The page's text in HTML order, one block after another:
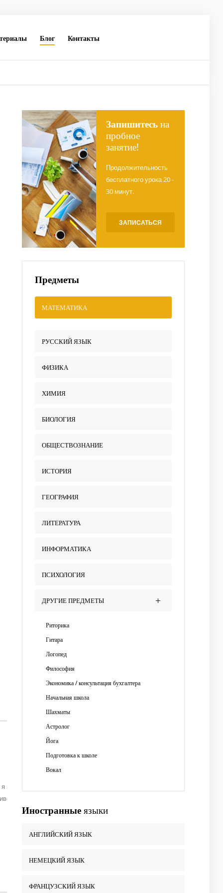
Блог Контакты
не один десяток иностранных слов, причем запоминала их
Воронежа.
Запишитесьна
пробное
занятие!
Продолжительность
бесплатного урока 20 -
30 минут.
ЗАПИСАТЬСЯ
Предметы
МАТЕМАТИКА
РУССКИЙ ЯЗЫК
ФИЗИКА
ХИМИЯ
БИОЛОГИЯ
ОБЩЕСТВОЗНАНИЕ
ИСТОРИЯ
ГЕОГРАФИЯ
ЛИТЕРАТУРА
ИНФОРМАТИКА
ПСИХОЛОГИЯ
ДРУГИЕ ПРЕДМЕТЫ
Риторика
Гитара
Логопед
Философия
Экономика / консультация бухгалтера
Начальная школа
Шахматы
Астролог
Йога
Подготовка к школе
Вокал
Иностранныеязыки
АНГЛИЙСКИЙ ЯЗЫК
НЕМЕЦКИЙ ЯЗЫК
ФРАНЦУЗСКИЙ ЯЗЫК